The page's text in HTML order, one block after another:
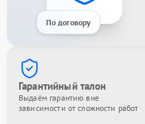
По договору
Гарантийный талон
Выдаём гарантию вне
зависимости от сложности работ